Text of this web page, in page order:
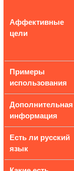
Аффективные
цели
Примеры
использования
Дополнительная
информация
Есть ли русский
язык